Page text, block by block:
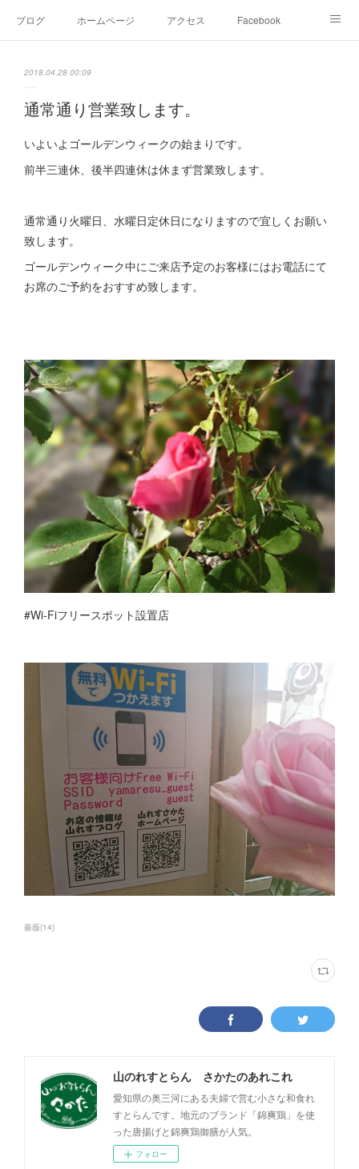
ブログ ホームページ アクセス Facebook
2018.04.28 00:09
通常通り営業致します。
いよいよゴールデンウィークの始まりです。
前半三連休、後半四連休は休まず営業致します。
通常通り火曜日、水曜日定休日になりますので宜しくお願い
致します。
ゴールデンウィーク中にご来店予定のお客様にはお電話にて
お席のご予約をおすすめ致します。
#Wi-Fiフリースポット設置店
薔薇(14)
山のれすとらん さかたのあれこれ
愛知県の奥三河にある夫婦で営む小さな和食れ
すとらんです。地元のブランド「錦爽鶏」を使
った唐揚げと錦爽鶏御膳が人気。
フォロー